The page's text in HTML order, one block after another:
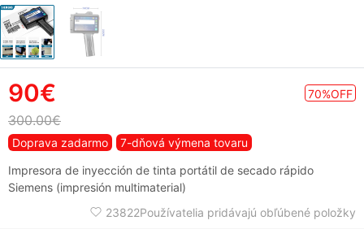
90€ 70%OFF
300.00€
Doprava zadarmo
7-dňová výmena tovaru
Impresora de inyección de tinta portátil de secado rápido
Siemens (impresión multimaterial)
23822Používatelia pridávajú obľúbené položky